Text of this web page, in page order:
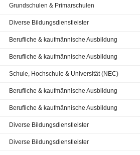
Grundschulen & Primarschulen
Diverse Bildungsdienstleister
Berufliche & kaufmännische Ausbildung
Berufliche & kaufmännische Ausbildung
Schule, Hochschule & Universität (NEC)
Berufliche & kaufmännische Ausbildung
Berufliche & kaufmännische Ausbildung
Diverse Bildungsdienstleister
Diverse Bildungsdienstleister